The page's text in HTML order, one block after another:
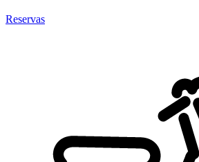
Reservas